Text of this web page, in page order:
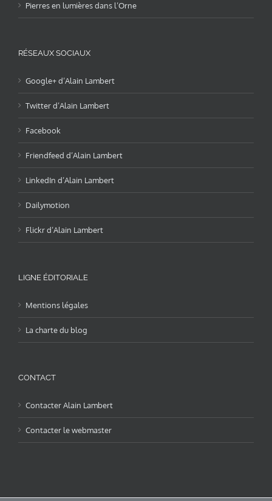
Pierres en lumières dans l’Orne
RÉSEAUX SOCIAUX
Google+ d’Alain Lambert
Twitter d’Alain Lambert
Facebook
Friendfeed d’Alain Lambert
LinkedIn d’Alain Lambert
Dailymotion
Flickr d’Alain Lambert
LIGNE ÉDITORIALE
Mentions légales
La charte du blog
CONTACT
Contacter Alain Lambert
Contacter le webmaster